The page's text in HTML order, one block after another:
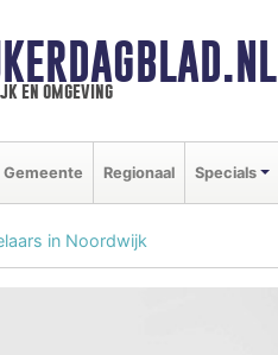
en omgeving
Gemeente Regionaal Specials
in Noordwijk